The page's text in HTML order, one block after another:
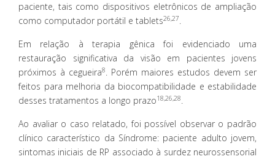
paciente, tais como dispositivos eletrônicos de ampliação
como computador portátil e tablets26,27.
Em relação à terapia gênica foi evidenciado uma
restauração significativa da visão em pacientes jovens
próximos à cegueira8. Porém maiores estudos devem ser
feitos para melhoria da biocompatibilidade e estabilidade
desses tratamentos a longo prazo18,26,28.
Ao avaliar o caso relatado, foi possível observar o padrão
clínico característico da Síndrome: paciente adulto jovem,
sintomas iniciais de RP associado à surdez neurossensorial